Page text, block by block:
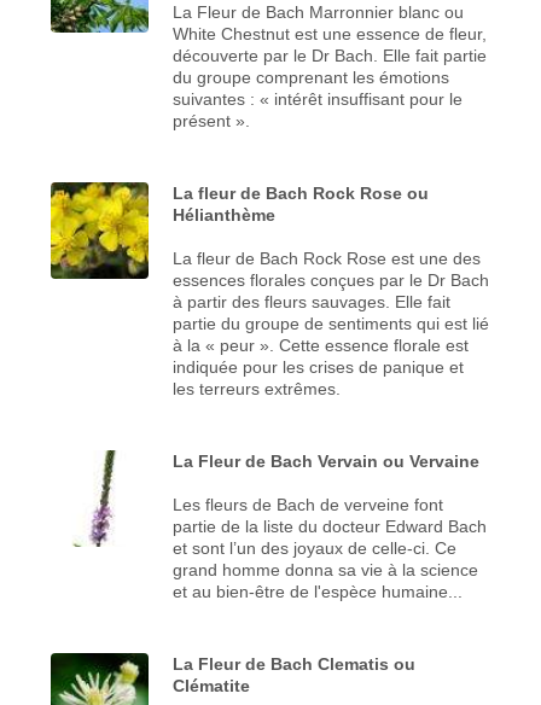
La Fleur de Bach Marronnier blanc ou
White Chestnut est une essence de fleur,
découverte par le Dr Bach. Elle fait partie
du groupe comprenant les émotions
suivantes : « intérêt insuffisant pour le
présent ».
La fleur de Bach Rock Rose ou
Hélianthème
La fleur de Bach Rock Rose est une des
essences florales conçues par le Dr Bach
à partir des fleurs sauvages. Elle fait
partie du groupe de sentiments qui est lié
à la « peur ». Cette essence florale est
indiquée pour les crises de panique et
les terreurs extrêmes.
La Fleur de Bach Vervain ou Vervaine
Les fleurs de Bach de verveine font
partie de la liste du docteur Edward Bach
et sont l’un des joyaux de celle-ci. Ce
grand homme donna sa vie à la science
et au bien-être de l'espèce humaine...
La Fleur de Bach Clematis ou
Clématite